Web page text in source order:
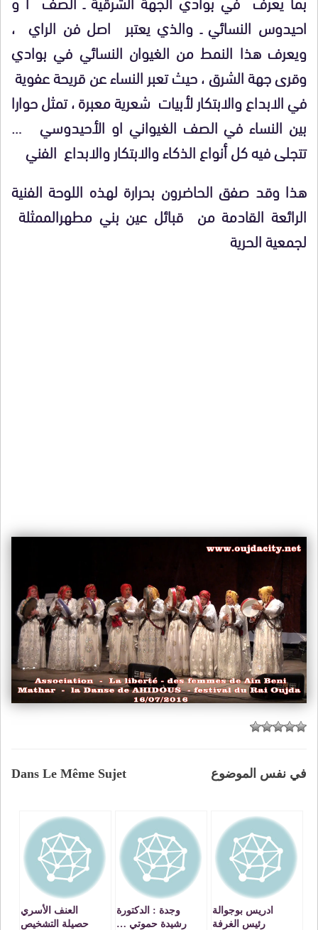
احيدوس النسائي ـ والذي يعتبر اصل فن الراي ،
ويعرف هذا النمط من الغيوان النسائي في بوادي
وقرى جهة الشرق ، حيث تعبر النساء عن قريحة عفوية
في الابداع والابتكار لأبيات شعرية معبرة ، تمثل حوارا
بين النساء في الصف الغيواني او الأحيدوسي …
تتجلى فيه كل أنواع الذكاء والابتكار والابداع الفني
هذا وقد صفق الحاضرون بحرارة لهذه اللوحة الفنية
الرائعة القادمة من قبائل عين بني مطهرالممثلة
لجمعية الحرية
Dans Le Même Sujet في نفس الموضوع
ادريس بوجوالة
رئيس الغرفة
وجدة : الدكتورة
رشيدة حموتي …
العنف الأسري
حصيلة التشخيص